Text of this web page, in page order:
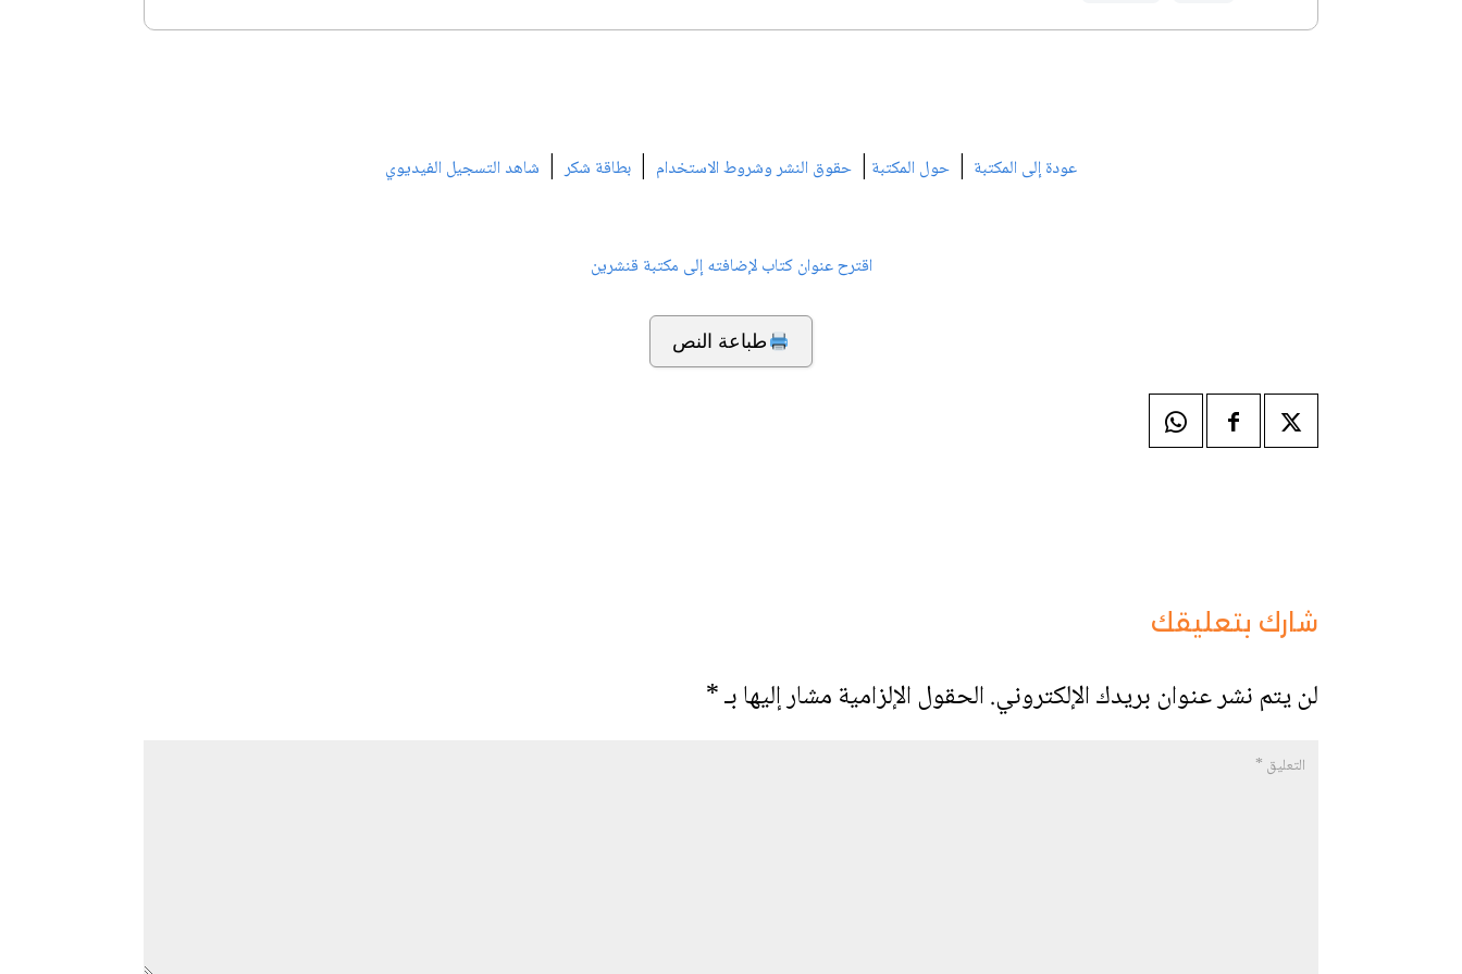
عودة إلى المكتبة | حول المكتبة | حقوق النشر وشروط الاستخدام | بطاقة شكر| شاهد التسجيل الفيديوي
اقترح عنوان كتاب لإضافته إلى مكتبة قنشرين
طباعة النص
شارك بتعليقك
لن يتم نشر عنوان بريدك الإلكتروني.الحقول الإلزامية مشار إليها بـ*